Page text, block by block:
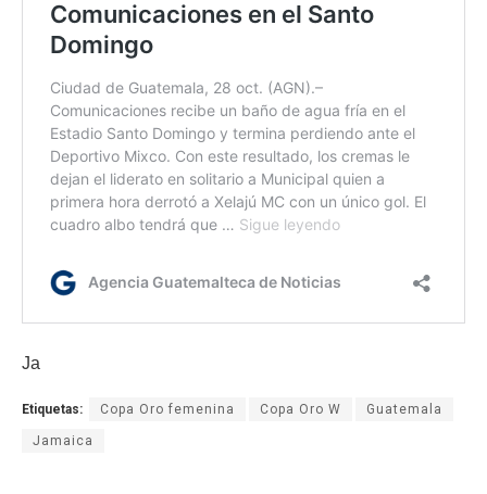
Ja
Etiquetas: Copa Oro femenina Copa Oro W Guatemala
Jamaica